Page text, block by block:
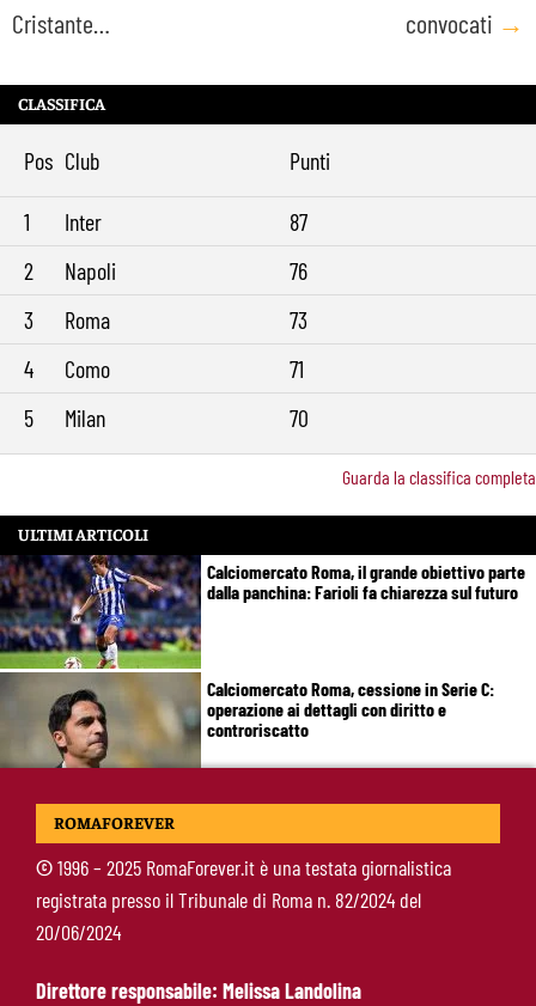
Cristante…
convocati →
CLASSIFICA
Pos Club Punti
1 Inter
87
2
Napoli
76
3
Roma
73
4
Como
71
5
Milan 70
Guarda la classifica completa
ULTIMI ARTICOLI
Calciomercato Roma, il grande obiettivo parte
dalla panchina: Farioli fa chiarezza sul futuro
Calciomercato Roma, cessione in Serie C:
operazione ai dettagli con diritto e
controriscatto
Calciomercato Roma, tutto fatto per Molina:
ROMAFOREVER
©1996 – 2025 RomaForever.it è una testata giornalistica
registrata presso il Tribunale di Roma n. 82/2024 del
20/06/2024
Direttore responsabile: Melissa Landolina